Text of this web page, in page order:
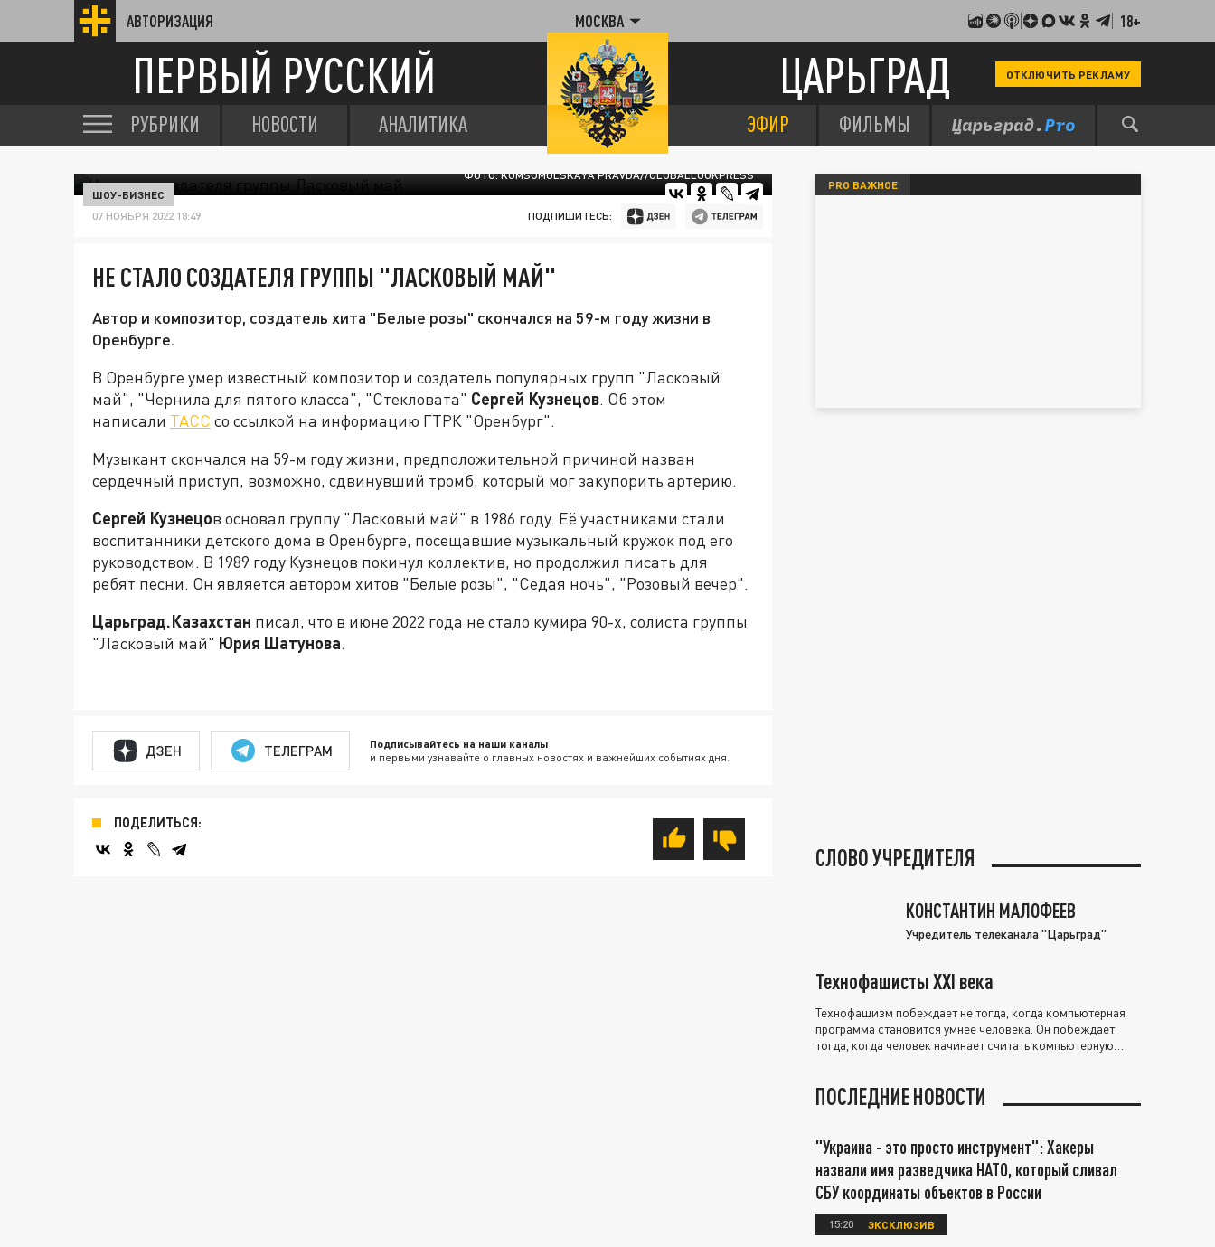
АВТОРИЗАЦИЯ МОСКВА 18+
ПЕРВЫЙ РУССКИЙ ЦАРЬГРАД ОТКЛЮЧИТЬ РЕКЛАМУ
РУБРИКИ НОВОСТИ АНАЛИТИКА ЭФИР ФИЛЬМЫ
ФОТО: KOMSOMOLSKAYA PRAVDA//GLOBALLOOKPRESS
ШОУ-БИЗНЕС
07 НОЯБРЯ 2022 18:49 ПОДПИШИТЕСЬ:
НЕ СТАЛО СОЗДАТЕЛЯ ГРУППЫ "ЛАСКОВЫЙ МАЙ"
Автор и композитор, создатель хита "Белые розы" скончался на 59-м году жизни в
Оренбурге.
В Оренбурге умер известный композитор и создатель популярных групп "Ласковый
май", "Чернила для пятого класса", "Стекловата" Сергей Кузнецов. Об этом
написали ТАСС со ссылкой на информацию ГТРК "Оренбург".
Музыкант скончался на 59-м году жизни, предположительной причиной назван
сердечный приступ, возможно, сдвинувший тромб, который мог закупорить артерию.
Сергей Кузнецов основал группу "Ласковый май" в 1986 году. Её участниками стали
воспитанники детского дома в Оренбурге, посещавшие музыкальный кружок под его
руководством. В 1989 году Кузнецов покинул коллектив, но продолжил писать для
ребят песни. Он является автором хитов "Белые розы", "Седая ночь", "Розовый вечер".
Царьград.Казахстан писал, что в июне 2022 года не стало кумира 90-х, солиста группы
"Ласковый май" Юрия Шатунова.
ДЗЕН ТЕЛЕГРАМ Подписывайтесь на наши каналы
и первыми узнавайте о главных новостях и важнейших событиях дня.
ПОДЕЛИТЬСЯ:
PRO ВАЖНОЕ
СЛОВО УЧРЕДИТЕЛЯ
КОНСТАНТИН МАЛОФЕЕВ
Учредитель телеканала "Царьград"
Технофашисты XXI века
Технофашизм побеждает не тогда, когда компьютерная
программа становится умнее человека. Он побеждает
тогда, когда человек начинает считать компьютерную
ПОСЛЕДНИЕ НОВОСТИ
"Украина - это просто инструмент": Хакеры
назвали имя разведчика НАТО, который сливал
СБУ координаты объектов в России
15:20 ЭКСКЛЮЗИВ